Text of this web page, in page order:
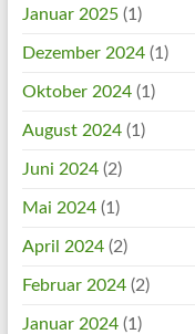
Januar 2025(1)
Dezember 2024(1)
Oktober 2024(1)
August 2024(1)
Juni 2024(2)
Mai 2024(1)
April 2024(2)
Februar 2024(2)
Januar 2024(1)